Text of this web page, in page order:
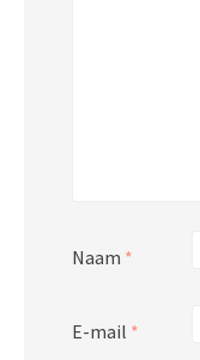
Naam *
E-mail *